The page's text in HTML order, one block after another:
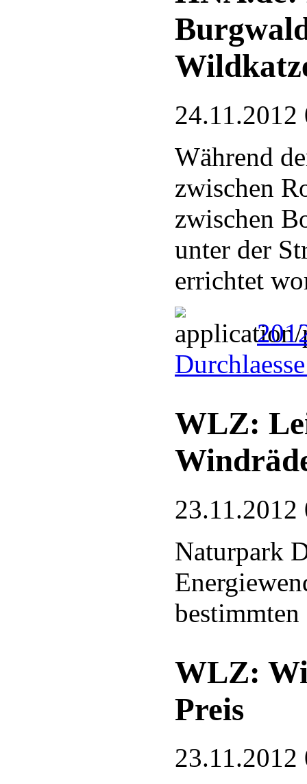
24.11.2012
Während
zwischen
zwischen
unter der
errichtet
WLZ:
23.11.2012
Naturpark
WLZ:
Preis
23.11.2012